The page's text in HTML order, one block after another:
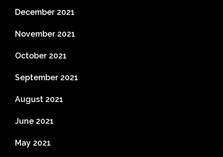
December 2021
November 2021
October 2021
September 2021
August 2021
June 2021
May 2021